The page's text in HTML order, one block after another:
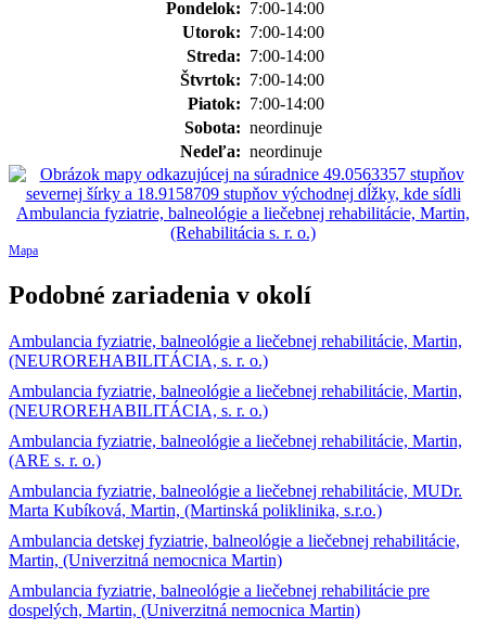
Pondelok: 7:00-14:00
Utorok: 7:00-14:00
Streda: 7:00-14:00
Štvrtok: 7:00-14:00
Piatok: 7:00-14:00
Sobota: neordinuje
Nedeľa: neordinuje
Mapa
Podobné zariadenia v okolí
Ambulancia fyziatrie, balneológie a liečebnej rehabilitácie, Martin,
(NEUROREHABILITÁCIA, s. r. o.)
Ambulancia fyziatrie, balneológie a liečebnej rehabilitácie, Martin,
(NEUROREHABILITÁCIA, s. r. o.)
Ambulancia fyziatrie, balneológie a liečebnej rehabilitácie, Martin,
(ARE s. r. o.)
Ambulancia fyziatrie, balneológie a liečebnej rehabilitácie, MUDr.
Marta Kubíková, Martin, (Martinská poliklinika, s.r.o.)
Ambulancia detskej fyziatrie, balneológie a liečebnej rehabilitácie,
Martin, (Univerzitná nemocnica Martin)
Ambulancia fyziatrie, balneológie a liečebnej rehabilitácie pre
dospelých, Martin, (Univerzitná nemocnica Martin)